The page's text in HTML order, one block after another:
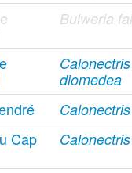
Bulweria
Calonectris
diomedea
Cap